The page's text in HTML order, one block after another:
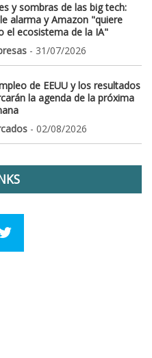
y sombras de las big tech:
alarma y Amazon "quiere
el ecosistema de la IA"
- 31/07/2026
de EEUU y los resultados
la agenda de la próxima
- 02/08/2026